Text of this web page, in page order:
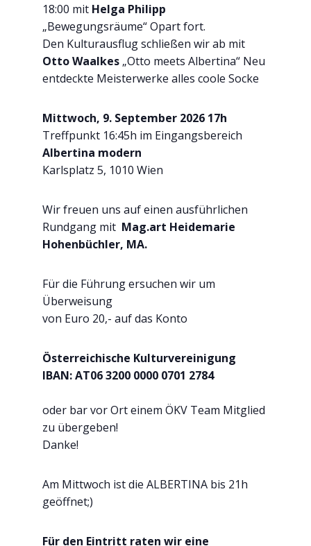
18:00 mit Helga Philipp
„Bewegungsräume“ Opart fort.
Den Kulturausflug schließen wir ab mit
Otto Waalkes „Otto meets Albertina“ Neu
entdeckte Meisterwerke alles coole Socke
Mittwoch, 9. September 2026 17h
Treffpunkt 16:45h im Eingangsbereich
Albertina modern
Karlsplatz 5, 1010 Wien
Wir freuen uns auf einen ausführlichen
Rundgang mit Mag.art Heidemarie
Hohenbüchler, MA.
Für die Führung ersuchen wir um
Überweisung
von Euro 20,- auf das Konto
Österreichische Kulturvereinigung
IBAN: AT06 3200 0000 0701 2784
oder bar vor Ort einem ÖKV Team Mitglied
zu übergeben!
Danke!
Am Mittwoch ist die ALBERTINA bis 21h
geöffnet;)
Für den Eintritt raten wir eine